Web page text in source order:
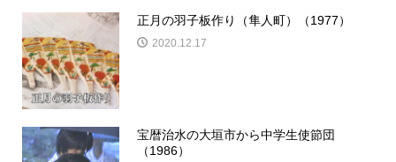
正月の羽子板作り（隼人町）（1977）
2020.12.17
宝暦治水の大垣市から中学生使節団
（1986）